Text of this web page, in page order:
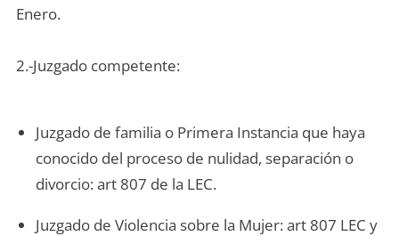
Enero.
2.-Juzgado competente:
Juzgado de familia o Primera Instancia que haya
conocido del proceso de nulidad, separación o
divorcio: art 807 de la LEC.
Juzgado de Violencia sobre la Mujer: art 807 LEC y